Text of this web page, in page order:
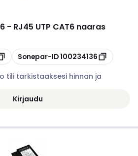
- RJ45 UTP CAT6 naaras
Kopioi
Sonepar-ID100234136
tili tarkistaaksesi hinnan ja
Kirjaudu